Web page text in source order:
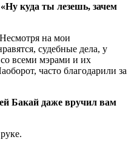
куда ты лезешь, зачем
на мои
судебные дела, у
всеми мэрами и их
часто благодарили за
Бакай даже вручил вам